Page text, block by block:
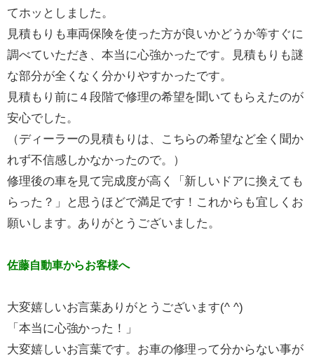
てホッとしました。
見積もりも車両保険を使った方が良いかどうか等すぐに
調べていただき、本当に心強かったです。見積もりも謎
な部分が全くなく分かりやすかったです。
見積もり前に４段階で修理の希望を聞いてもらえたのが
安心でした。
（ディーラーの見積もりは、こちらの希望など全く聞か
れず不信感しかなかったので。）
修理後の車を見て完成度が高く「新しいドアに換えても
らった？」と思うほどで満足です！これからも宜しくお
願いします。ありがとうございました。
佐藤自動車からお客様へ
大変嬉しいお言葉ありがとうございます(^ ^)
「本当に心強かった！」
大変嬉しいお言葉です。お車の修理って分からない事が